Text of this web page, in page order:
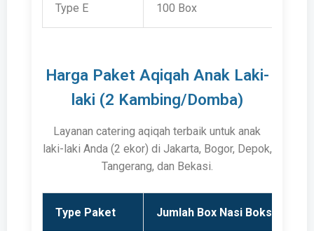
Type E 100 Box
Harga Paket Aqiqah Anak Laki-
laki (2 Kambing/Domba)
Layanan catering aqiqah terbaik untuk anak
laki-laki Anda (2 ekor) di Jakarta, Bogor, Depok,
Tangerang, dan Bekasi.
Type Paket Jumlah Box Nasi Boks